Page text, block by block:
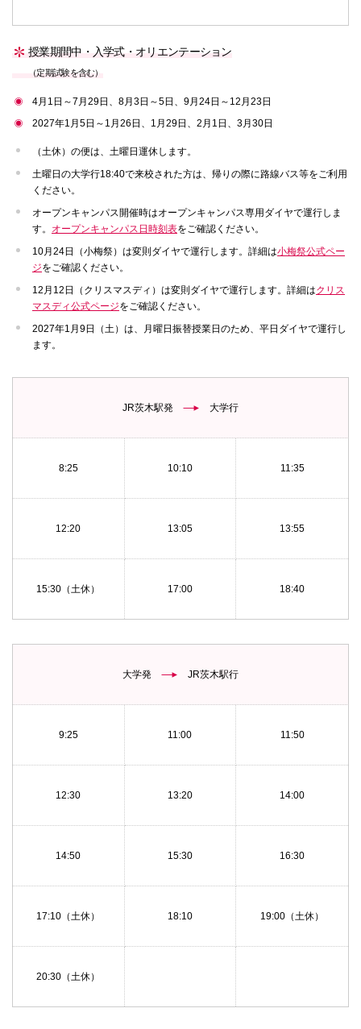
授業期間中・入学式・オリエンテーション
（定期試験を含む）
4月1日～7月29日、8月3日～5日、9月24日～12月23日
2027年1月5日～1月26日、1月29日、2月1日、3月30日
（土休）の便は、土曜日運休します。
土曜日の大学行18:40で来校された方は、帰りの際に路線バス等をご利用
ください。
オープンキャンパス開催時はオープンキャンパス専用ダイヤで運行しま
す。 オープンキャンパス日時刻表をご確認ください。
10月24日（小梅祭）は変則ダイヤで運行します。詳細は小梅祭公式ペー
ジをご確認ください。
12月12日（クリスマスディ）は変則ダイヤで運行します。詳細はクリス
マスディ公式ページをご確認ください。
2027年1月9日（土）は、月曜日振替授業日のため、平日ダイヤで運行し
ます。
JR茨木駅発 大学行
8:25 10:10 11:35
12:20 13:05 13:55
15:30（土休） 17:00 18:40
大学発 JR茨木駅行
9:25 11:00 11:50
12:30 13:20 14:00
14:50 15:30 16:30
17:10（土休） 18:10 19:00（土休）
20:30（土休）